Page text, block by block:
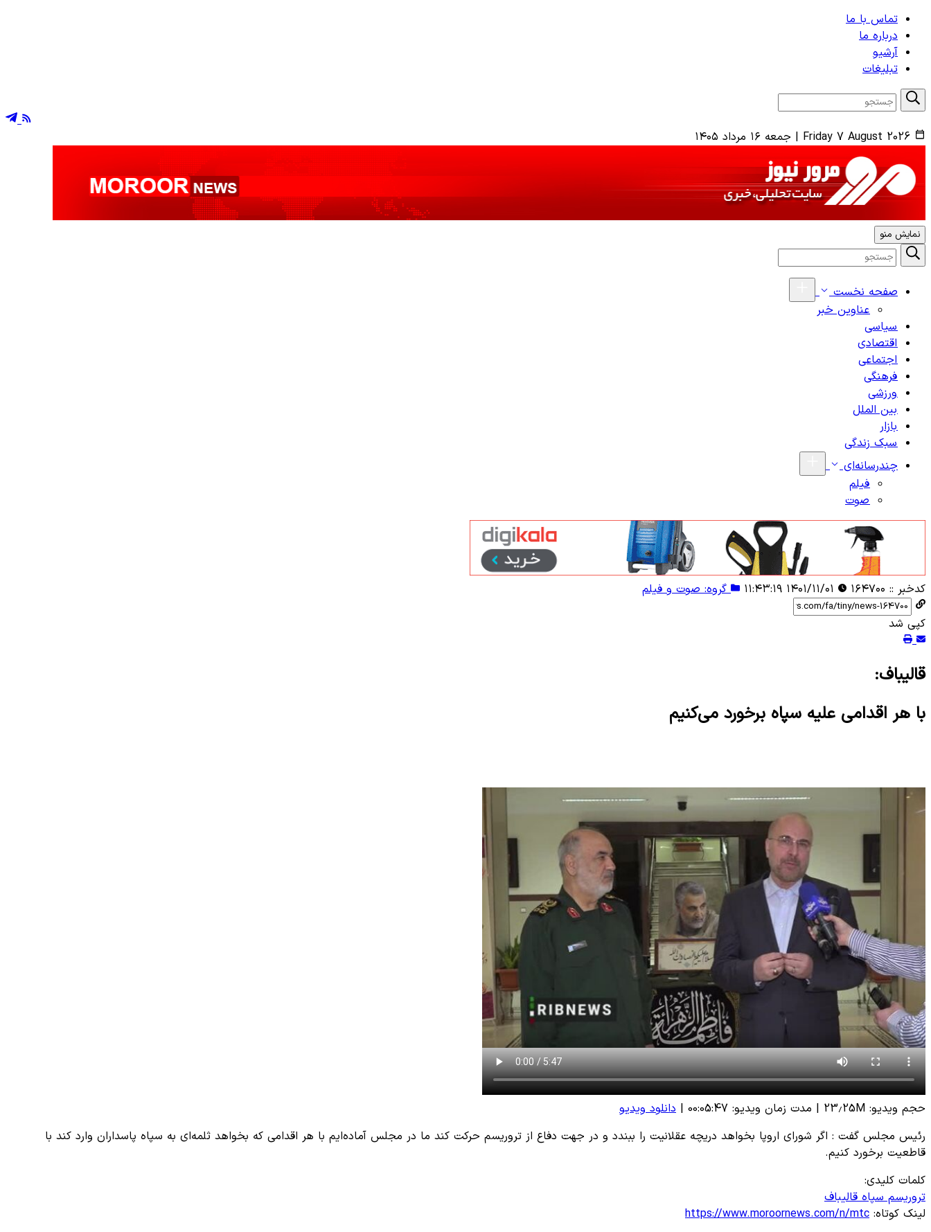
تماس با ما
درباره ما
آرشیو
تبلیغات
Friday 7 August 2026
| جمعه ۱۶ مرداد ۱۴۰۵
نمایش منو
صفحه نخست
عناوین خبر
سیاسی
اقتصادی
اجتماعی
فرهنگی
ورزشی
بین الملل
بازار
سبک زندگی
چندرسانه‌ای
فیلم
صوت
کدخبر :: ۱۶۴۷۰۰ گروه: صوت و فیلم
کپی شد
قالیباف:
با هر اقدامی علیه سپاه برخورد می‌کنیم
حجم ویدیو: 23.25M | مدت زمان ویدیو: 00:05:47 | دانلود ویدیو
رئیس مجلس گفت : اگر شورای اروپا بخواهد دریچه عقلانیت را ببندد و در جهت دفاع از تروریسم حرکت کند ما در مجلس آماده‌ایم با هر اقدامی که بخواهد ثلمه‌ای به سپاه پاسداران وارد کند با
قاطعیت برخورد کنیم.
کلمات کلیدی:
تروریسمسپاهقالیباف
لینک کوتاه: https://www.moroornews.com/n/mtc